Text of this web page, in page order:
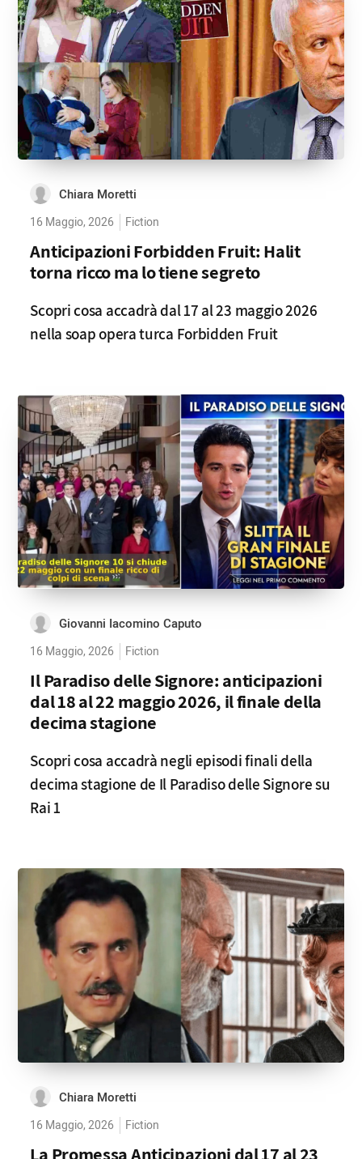
Chiara Moretti
16 Maggio, 2026 Fiction
Anticipazioni Forbidden Fruit: Halit
torna ricco ma lo tiene segreto
Scopri cosa accadrà dal 17 al 23 maggio 2026
nella soap opera turca Forbidden Fruit
Giovanni Iacomino Caputo
16 Maggio, 2026 Fiction
Il Paradiso delle Signore: anticipazioni
dal 18 al 22 maggio 2026, il finale della
decima stagione
Scopri cosa accadrà negli episodi finali della
decima stagione de Il Paradiso delle Signore su
Rai 1
Chiara Moretti
16 Maggio, 2026 Fiction
La Promessa Anticipazioni dal 17 al 23